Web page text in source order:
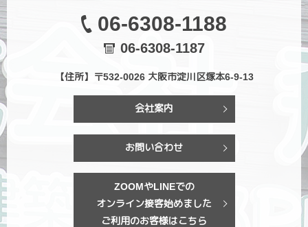
06-6308-1188
06-6308-1187
【住所】〒532-0026 大阪市淀川区塚本6-9-13
会社案内
お問い合わせ
ZOOMやLINEでの
オンライン接客始めました
ご利用のお客様はこちら